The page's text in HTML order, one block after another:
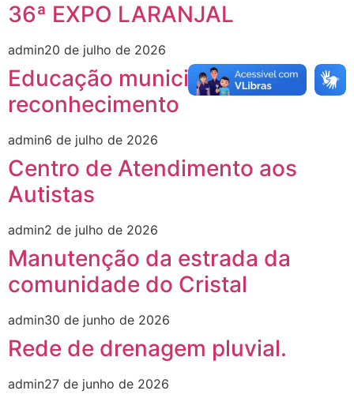
36ª EXPO LARANJAL
admin20 de julho de 2026
Educação municipal recebe
reconhecimento
admin6 de julho de 2026
Centro de Atendimento aos
Autistas
admin2 de julho de 2026
Manutenção da estrada da
comunidade do Cristal
admin30 de junho de 2026
Rede de drenagem pluvial.
admin27 de junho de 2026